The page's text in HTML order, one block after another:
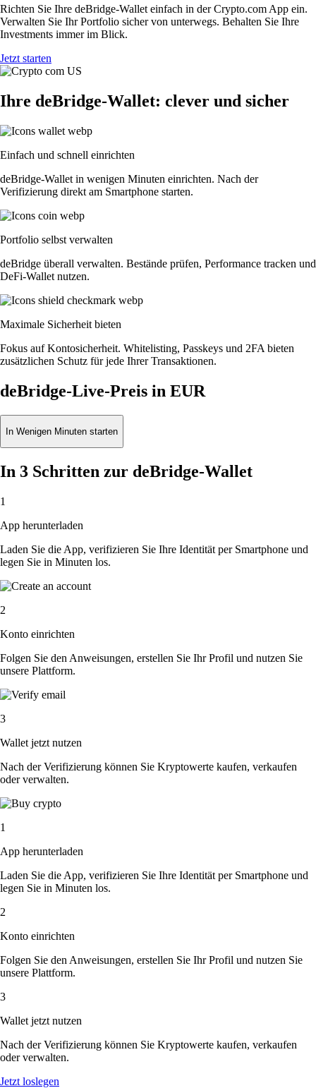
Richten Sie Ihre deBridge-Wallet einfach in der Crypto.com App ein.
Verwalten Sie Ihr Portfolio sicher von unterwegs. Behalten Sie Ihre
Investments immer im Blick.
Jetzt starten
Ihre deBridge-Wallet: clever und sicher
Einfach und schnell einrichten
deBridge-Wallet in wenigen Minuten einrichten. Nach der
Verifizierung direkt am Smartphone starten.
Portfolio selbst verwalten
deBridge überall verwalten. Bestände prüfen, Performance tracken und
DeFi-Wallet nutzen.
Maximale Sicherheit bieten
Fokus auf Kontosicherheit. Whitelisting, Passkeys und 2FA bieten
zusätzlichen Schutz für jede Ihrer Transaktionen.
deBridge-Live-Preis in EUR
In Wenigen Minuten starten
In 3 Schritten zur deBridge-Wallet
1
App herunterladen
Laden Sie die App, verifizieren Sie Ihre Identität per Smartphone und
legen Sie in Minuten los.
2
Konto einrichten
Folgen Sie den Anweisungen, erstellen Sie Ihr Profil und nutzen Sie
unsere Plattform.
3
Wallet jetzt nutzen
Nach der Verifizierung können Sie Kryptowerte kaufen, verkaufen
oder verwalten.
1
App herunterladen
Laden Sie die App, verifizieren Sie Ihre Identität per Smartphone und
legen Sie in Minuten los.
2
Konto einrichten
Folgen Sie den Anweisungen, erstellen Sie Ihr Profil und nutzen Sie
unsere Plattform.
3
Wallet jetzt nutzen
Nach der Verifizierung können Sie Kryptowerte kaufen, verkaufen
oder verwalten.
Jetzt loslegen